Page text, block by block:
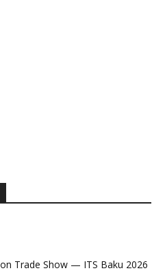
Trade Show — ITS Baku 2026